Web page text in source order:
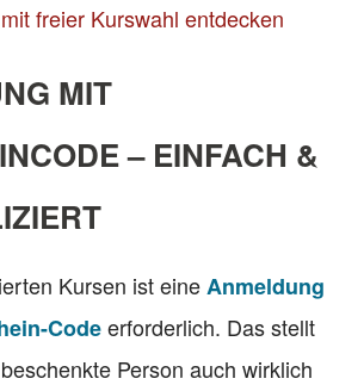
freier Kurswahl entdecken
MIT
– EINFACH &
Kursen ist eineAnmeldung
Codeerforderlich. Das stellt
Person auch wirklich